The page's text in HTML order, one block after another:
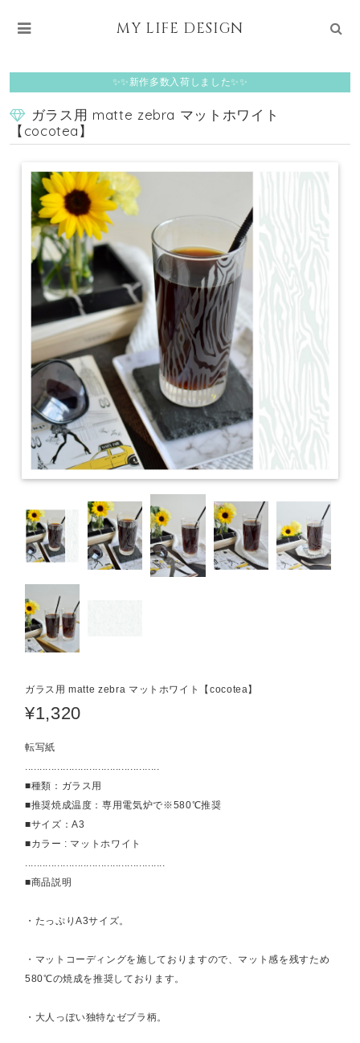
MY LIFE DESIGN
✨✨新作多数入荷しました✨✨
ガラス用 matte zebra マットホワイト
【cocotea】
ガラス用 matte zebra マットホワイト【cocotea】
¥1,320
転写紙
..............................................
■種類：ガラス用
■推奨焼成温度：専用電気炉で※580℃推奨
■サイズ：A3
■カラー : マットホワイト
................................................
■商品説明
・たっぷりA3サイズ。
・マットコーディングを施しておりますので、マット感を残すため
580℃の焼成を推奨しております。
・大人っぽい独特なゼブラ柄。